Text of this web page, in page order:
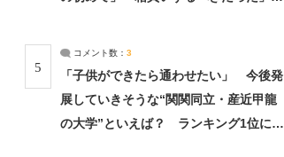
5
コメント数： 3
「子供ができたら通わせたい」 今後発
展していきそうな“関関同立・産近甲龍
の大学”といえば？ ランキング1位に学